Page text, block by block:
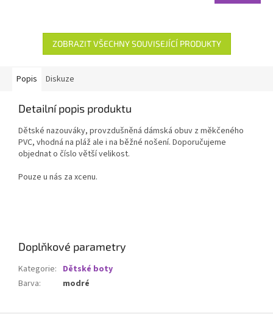
ZOBRAZIT VŠECHNY SOUVISEJÍCÍ PRODUKTY
Popis Diskuze
Detailní popis produktu
Dětské nazouváky, provzdušněná dámská obuv z měkčeného
PVC, vhodná na pláž ale i na běžné nošení. Doporučujeme
objednat o číslo větší velikost.
Pouze u nás za xcenu.
Doplňkové parametry
Kategorie: Dětské boty
Barva: modré